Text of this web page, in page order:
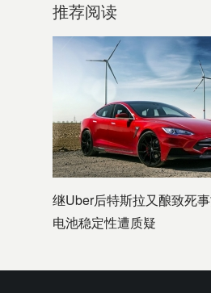
推荐阅读
继Uber后特斯拉又酿致死
电池稳定性遭质疑